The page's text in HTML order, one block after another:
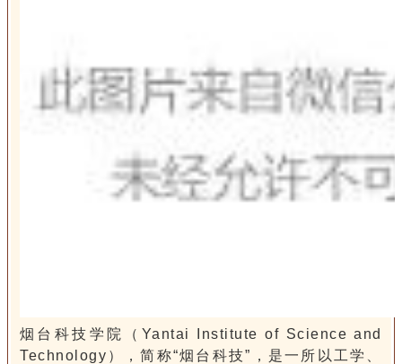
烟台科技学院（Yantai Institute of Science and
Technology），简称“烟台科技”，是一所以工学、